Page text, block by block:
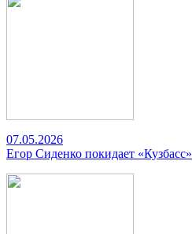
07.05.2026
Егор Сиденко покидает «Кузбасс»